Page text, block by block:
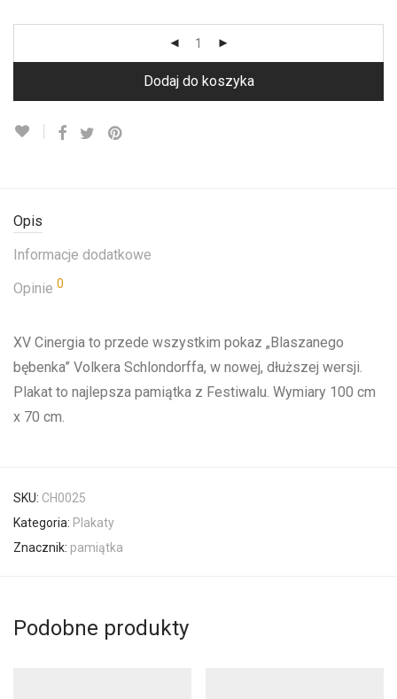
Dodaj do koszyka
Opis
Informacje dodatkowe
Opinie 0
XV Cinergia to przede wszystkim pokaz „Blaszanego
bębenka” Volkera Schlondorffa, w nowej, dłuższej wersji.
Plakat to najlepsza pamiątka z Festiwalu. Wymiary 100 cm
x 70 cm.
SKU: CH0025
Kategoria: Plakaty
Znacznik: pamiątka
Podobne produkty